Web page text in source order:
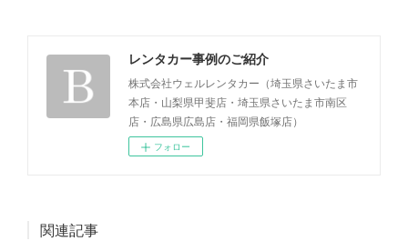
レンタカー事例のご紹介
株式会社ウェルレンタカー（埼玉県さいたま市
本店・山梨県甲斐店・埼玉県さいたま市南区
店・広島県広島店・福岡県飯塚店）
フォロー
関連記事